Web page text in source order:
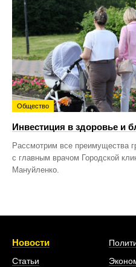
Общество
Инвестиция в здоровье и
Рассмотрим все преимущества
с главным врачом Городской
Мануйленко.
Новости
Статьи